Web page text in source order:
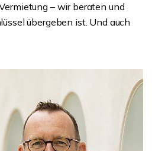
– wir beraten und
übergeben ist. Und auch